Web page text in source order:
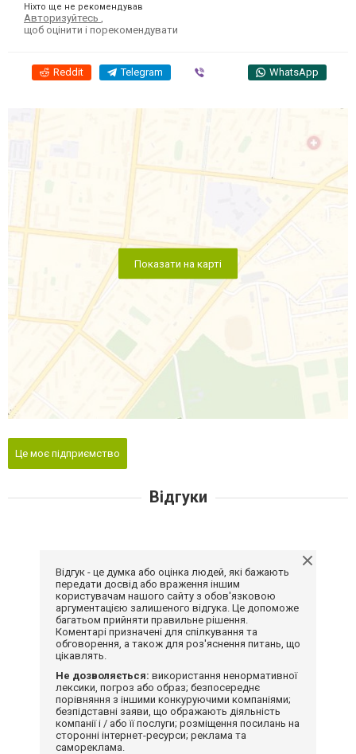
Ніхто ще не рекомендував
Авторизуйтесь
щоб оцінити і порекомендувати
Reddit Telegram WhatsApp
Показати на карті
Це моє підприємство
Відгуки
Відгук - це думка або оцінка людей, які бажають
передати досвід або враження іншим
користувачам нашого сайту з обов'язковою
аргументацією залишеного відгука. Це допоможе
багатьом прийняти правильне рішення.
Коментарі призначені для спілкування та
обговорення, а також для роз'яснення питань, що
цікавлять.
Не дозволяється: використання ненормативної
лексики, погроз або образ; безпосереднє
порівняння з іншими конкуруючими компаніями;
безпідставні заяви, що ображають діяльність
компанії і / або її послуги; розміщення посилань на
сторонні інтернет-ресурси; реклама та
самореклама.